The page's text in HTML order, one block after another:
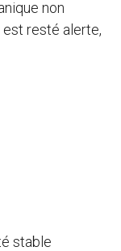
non
resté alerte,
stable